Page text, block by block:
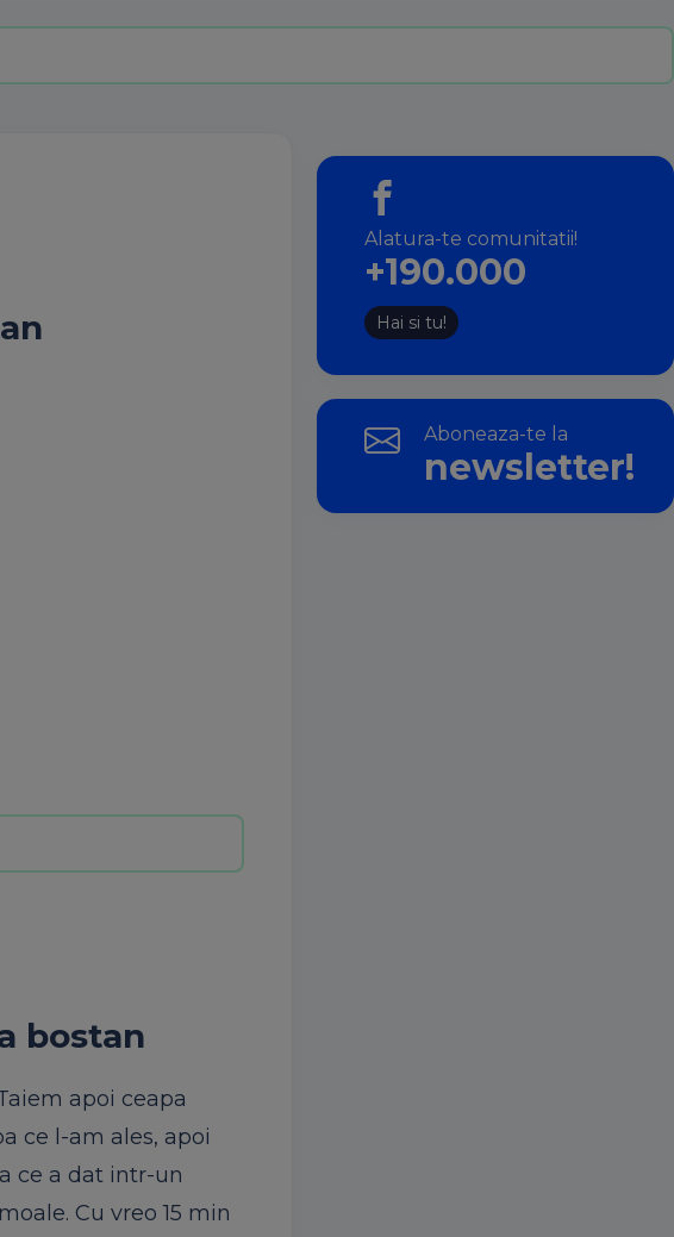
bostan
apoi ceapa
ce l-am ales, apoi
ce a dat intr-un
Cu vreo 15 min
Alatura-te comunitatii!
+190.000
Hai si tu!
Aboneaza-te la
newsletter!